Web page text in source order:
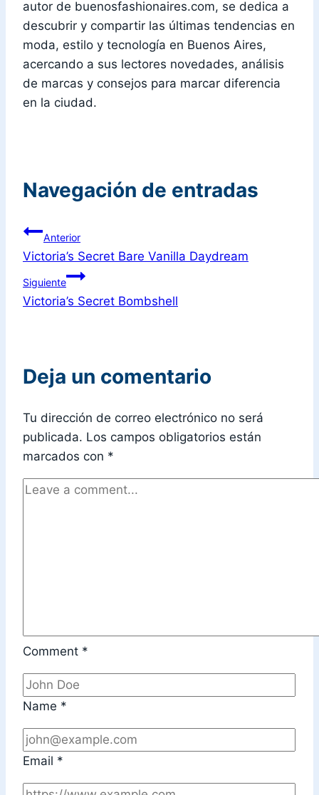
autor de buenosfashionaires.com, se dedica a
descubrir y compartir las últimas tendencias en
moda, estilo y tecnología en Buenos Aires,
acercando a sus lectores novedades, análisis
de marcas y consejos para marcar diferencia
en la ciudad.
Navegación de entradas
Anterior
Victoria’s Secret Bare Vanilla Daydream
Siguiente
Victoria’s Secret Bombshell
Deja un comentario
Tu dirección de correo electrónico no será
publicada. Los campos obligatorios están
marcados con *
Comment *
Name *
Email *